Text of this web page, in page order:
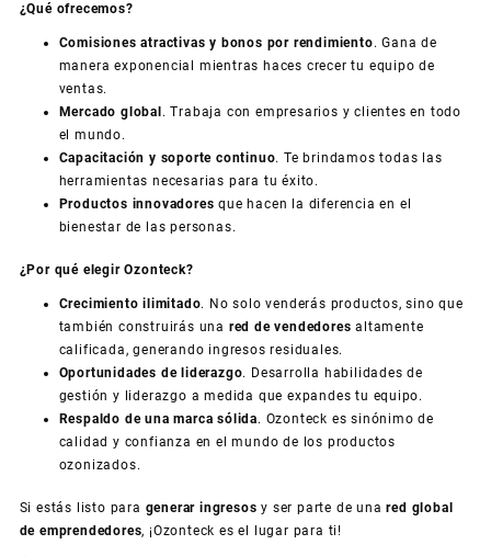
¿Qué ofrecemos?
Comisiones atractivas y bonos por rendimiento. Gana de
manera exponencial mientras haces crecer tu equipo de
ventas.
Mercado global . Trabaja con empresarios y clientes en todo
el mundo.
Capacitación y soporte continuo. Te brindamos todas las
herramientas necesarias para tu éxito.
Productos innovadores que hacen la diferencia en el
bienestar de las personas.
¿Por qué elegir Ozonteck?
Crecimiento ilimitado. No solo venderás productos, sino que
también construirás una red de vendedores altamente
calificada, generando ingresos residuales.
Oportunidades de liderazgo. Desarrolla habilidades de
gestión y liderazgo a medida que expandes tu equipo.
Respaldo de una marca sólida. Ozonteck es sinónimo de
calidad y confianza en el mundo de los productos
ozonizados.
Si estás listo para generar ingresos y ser parte de unared global
de emprendedores, ¡Ozonteck es el lugar para ti!